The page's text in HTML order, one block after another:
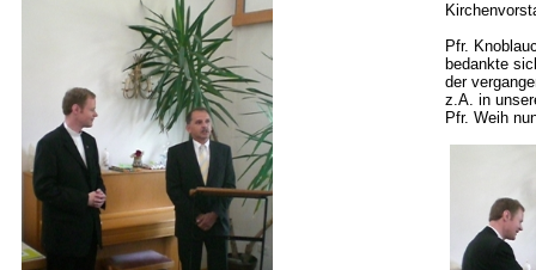
Pfr.
bedankte
der
z.A. in
Pfr. Weih